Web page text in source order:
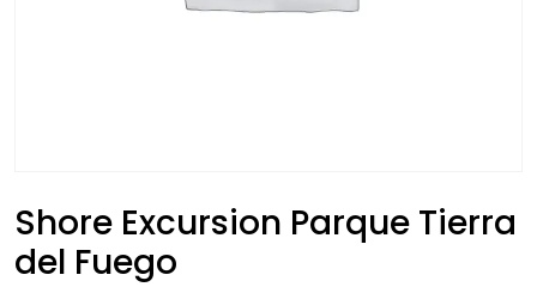
Shore Excursion Parque Tierra
del Fuego